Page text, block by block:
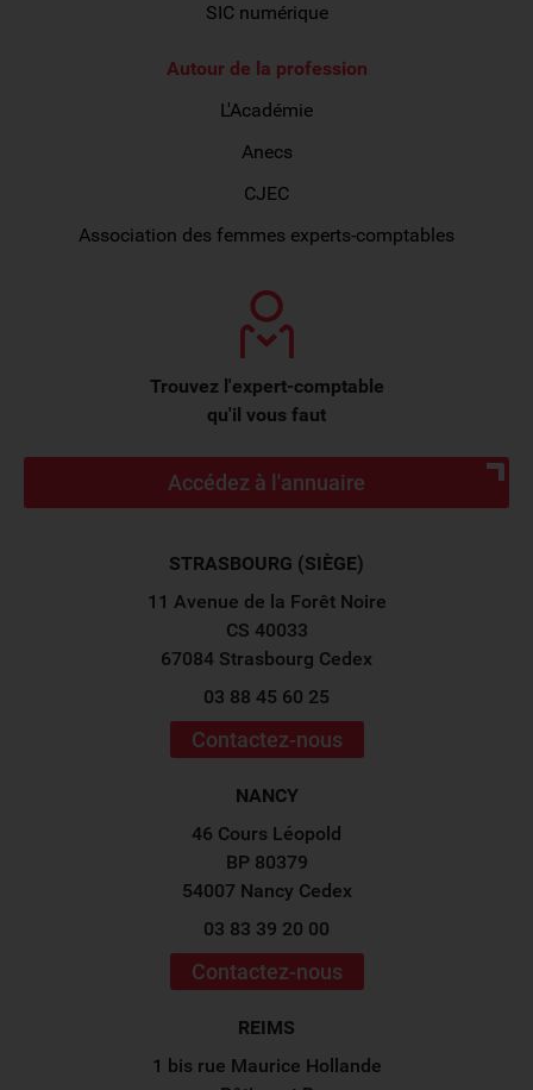
SIC numérique
Autour de la profession
L'Académie
Anecs
CJEC
Association des femmes experts-comptables
Trouvez l'expert-comptable
qu'il vous faut
Accédez à l'annuaire
STRASBOURG (SIÈGE)
11 Avenue de la Forêt Noire
CS 40033
67084 Strasbourg Cedex
03 88 45 60 25
Contactez-nous
NANCY
46 Cours Léopold
BP 80379
54007 Nancy Cedex
03 83 39 20 00
Contactez-nous
REIMS
1 bis rue Maurice Hollande